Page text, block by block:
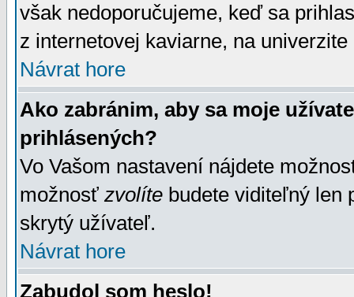
však nedoporučujeme, keď sa
z internetovej kaviarne, na univerzite
Návrat hore
Ako zabránim, aby sa moje
prihlásených?
Vo Vašom nastavení nájdete
možnosť zvolíte budete viditeľný len
skrytý užívateľ.
Návrat hore
Zabudol som heslo!